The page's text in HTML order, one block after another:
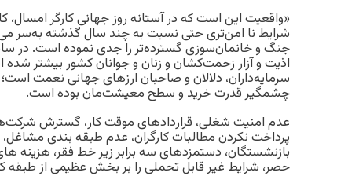
«واقعیت این است که در آستانه روز جهانی کارگر امسال،
شرایط نا امن‌تری حتی نسبت به‌ چند سال گذشته به‌سر
جنگ و خانمان‌سوزی گسترده‌تر را جدی نموده است. در
اذیت‌ و ‌آزار زحمت‌کشان و زنان و‌ جوانان کشور بیشتر
سرمایه‌داران، دلالان و صاحبان ارزهای جهانی نعمت
چشمگیر قدرت خرید و سطح معیشت‌مان بوده است.
عدم امنیت شغلی، قراردادهای موقت کار، گسترش
پرداخت نکردن مطالبات کارگران، عدم طبقه بندی
بازنشستگان، دستمزدهای سه برابر زیر خط فقر، هزینه
حصر، شرایط غیر قابل تحملی را بر بخش عظیمی از طبقه